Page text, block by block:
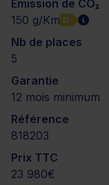
Émission de CO₂
150 g/Km D
Nb de places
5
Garantie
12 mois minimum
Référence
818203
Prix TTC
23 980€